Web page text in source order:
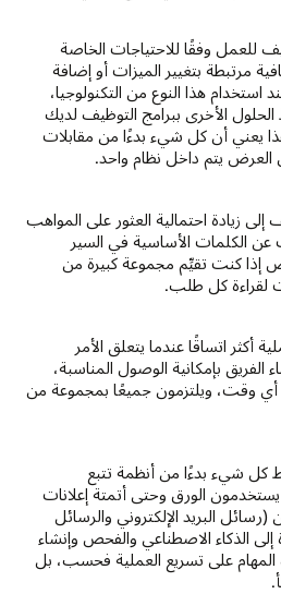
للعمل وفقًا للاحتياجات الخاصة
مرتبطة بتغيير الميزات أو إضافة
استخدام هذا النوع من التكنولوجيا،
الأخرى ببرامج التوظيف لديك
يعني أن كل شيء بدءًا من مقابلات
يتم داخل نظام واحد.
زيادة احتمالية العثور على المواهب
عن الكلمات الأساسية في السير
إذا كنت تقيِّم مجموعة كبيرة من
لقراءة كل طلب.
أكثر اتساقًا عندما يتعلق الأمر
الفريق بإمكانية الوصول المناسبة،
وقت، ويلتزمون جميعًا بمجموعة من
كل شيء بدءًا من أنظمة تتبع
الورق وحتى أتمتة إعلانات
البريد الإلكتروني والرسائل
إلى الذكاء الاصطناعي والفحص وإنشاء
على تسريع العملية فحسب، بل